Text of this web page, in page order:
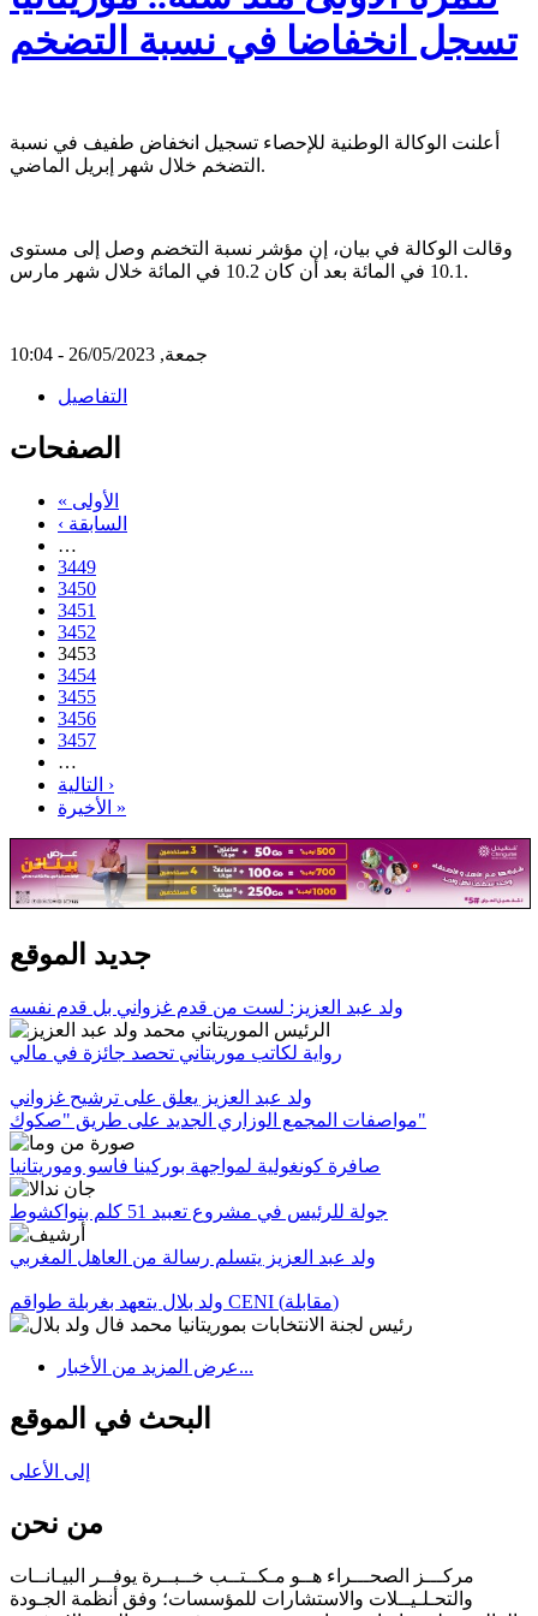
تسجل انخفاضا في نسبة التضخم
أعلنت الوكالة الوطنية للإحصاء تسجيل انخفاض طفيف في نسبة
التضخم خلال شهر إبريل الماضي.
وقالت الوكالة في بيان، إن مؤشر نسبة التخضم وصل إلى مستوى
10.1 في المائة بعد أن كان 10.2 في المائة خلال شهر مارس.
جمعة, 26/05/2023 - 10:04
التفاصيل
الصفحات
« الأولى
‹ السابقة
…
3449
3450
3451
3452
3453
3454
3455
3456
3457
…
التالية ›
الأخيرة »
جديد الموقع
ولد عبد العزيز: لست من قدم غزواني بل قدم نفسه
رواية لكاتب موريتاني تحصد جائزة في مالي
ولد عبد العزيز يعلق على ترشيح غزواني
مواصفات المجمع الوزاري الجديد على طريق "صكوك"
صافرة كونغولية لمواجهة بوركينا فاسو وموريتانيا
جولة للرئيس في مشروع تعبيد 51 كلم بنواكشوط
ولد عبد العزيز يتسلم رسالة من العاهل المغربي
ولد بلال يتعهد بغربلة طواقم CENI (مقابلة)
عرض المزيد من الأخبار...
البحث في الموقع
إلى الأعلى
من نحن
مركـــز الصحـــراء هــو مـكــتــب خــبــرة يوفــر البيـانــات
والتحـلـيــلات والاستشارات للمؤسسات؛ وفق أنظمة الجـودة